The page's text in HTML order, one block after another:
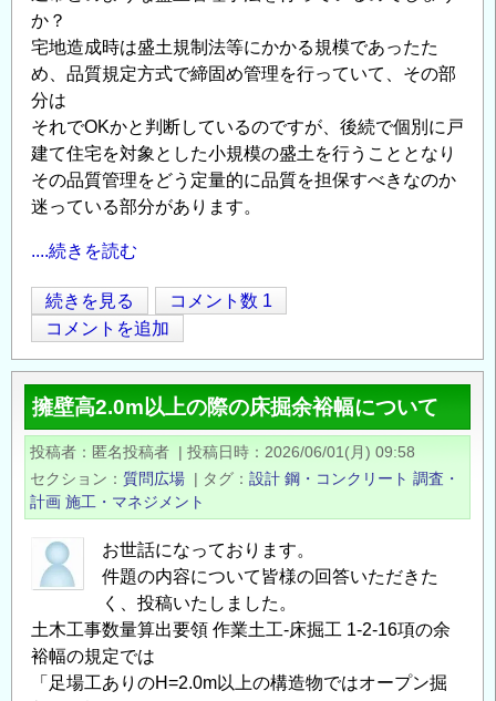
か？
宅地造成時は盛土規制法等にかかる規模であったた
め、品質規定方式で締固め管理を行っていて、その部
分は
それでOKかと判断しているのですが、後続で個別に戸
建て住宅を対象とした小規模の盛土を行うこととなり
その品質管理をどう定量的に品質を担保すべきなのか
迷っている部分があります。
....続きを読む
宅
地
の
小
規
模
土
に
対
す
締
固
め
続きを見る
コメント数 1
コメントを追加
擁壁高2.0m以上の際の床掘余裕幅について
投稿者 匿名投稿者 | 投稿日時
2026/06/01(月) 09:58
セクション
質問広場 | タグ 設計 鋼・コンクリート 調査・
計画 施工・マネジメント
お世話になっております。
件題の内容について皆様の回答いただきた
く、投稿いたしました。
土木工事数量算出要領 作業土工-床掘工 1-2-16項の余
裕幅の規定では
「足場工ありのH=2.0m以上の構造物ではオープン掘